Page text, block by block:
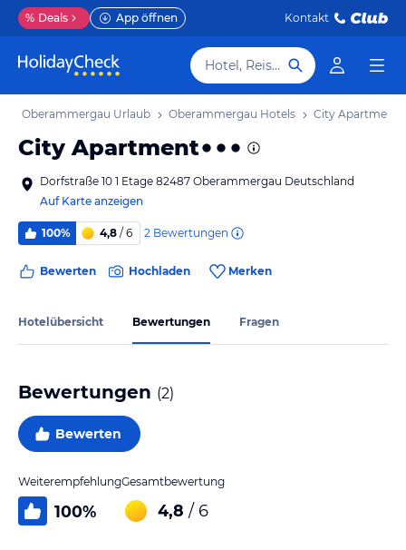
% Deals App öffnen Kontakt
Hotel, Reiseziel
Oberammergau Urlaub Oberammergau Hotels City Apartment
City Apartment
Dorfstraße 10 1 Etage 82487 Oberammergau Deutschland
Auf Karte anzeigen
100% 4,8 / 6 2 Bewertungen
Bewerten Hochladen Merken
Hotelübersicht Bewertungen Fragen
Bewertungen (2)
Bewerten
Weiterempfehlung
100%
Gesamtbewertung
4,8 / 6